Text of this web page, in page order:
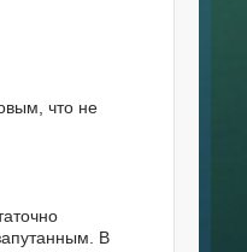
что не
В